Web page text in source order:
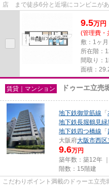
店 まで徒歩6分と近場にコンビニが
9.5万円
(管理費・
敷：1ヶ
所在階：
間取り：
面積：
賃貸｜マンション ドゥーエ立売
地下鉄御堂筋線 「
地下鉄長堀鶴見緑
地下鉄四つ橋線 「
大阪府大阪市西区
9.6万円
築年数：築12年
階数：15階建
こだわりポイント満載のドゥーエ立売